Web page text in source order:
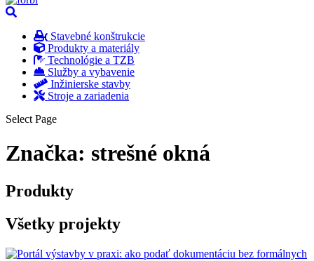
Stavebné konštrukcie
Produkty a materiály
Technológie a TZB
Služby a vybavenie
Inžinierske stavby
Stroje a zariadenia
Select Page
Značka: strešné okná
Produkty
Všetky projekty